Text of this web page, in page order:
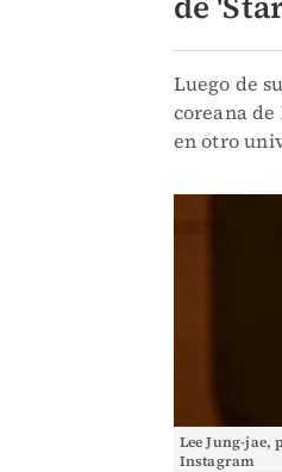
Luego de
coreana
en otro
Lee Jung-jae,
Instagram